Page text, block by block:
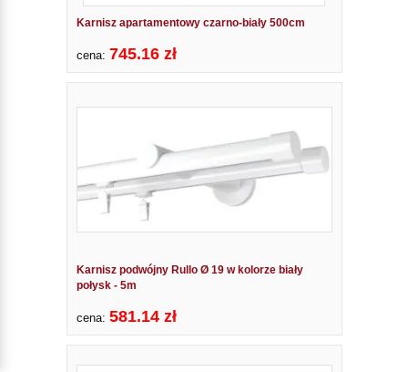
Karnisz apartamentowy czarno-biały 500cm
cena: 745.16 zł
Karnisz podwójny Rullo Ø 19 w kolorze biały
połysk - 5m
cena: 581.14 zł